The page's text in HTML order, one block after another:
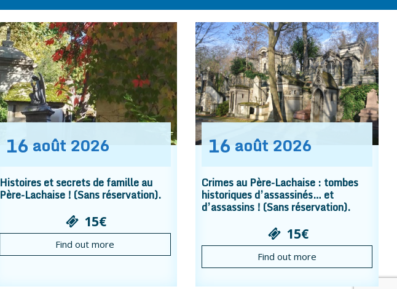
16 août 2026
Histoires et secrets de famille au
Père-Lachaise ! (Sans réservation).
15€
Find out more
16 août 2026
Crimes au Père-Lachaise : tombes
historiques d’assassinés… et
d’assassins ! (Sans réservation).
15€
Find out more